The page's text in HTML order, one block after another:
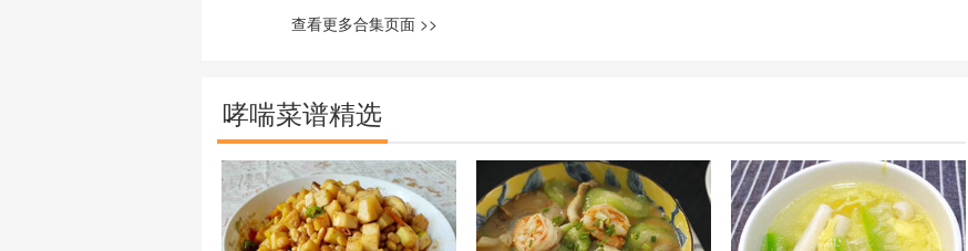
查看更多合集页面 >>
哮喘菜谱精选